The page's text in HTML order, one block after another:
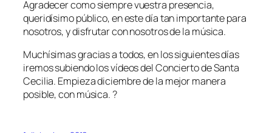
Agradecer como siempre vuestra presencia,
queridísimo público, en este día tan importante para
nosotros, y disfrutar con nosotros de la música.
Muchísimas gracias a todos, en los siguientes días
iremos subiendo los vídeos del Concierto de Santa
Cecilia. Empieza diciembre de la mejor manera
posible, con música. ?